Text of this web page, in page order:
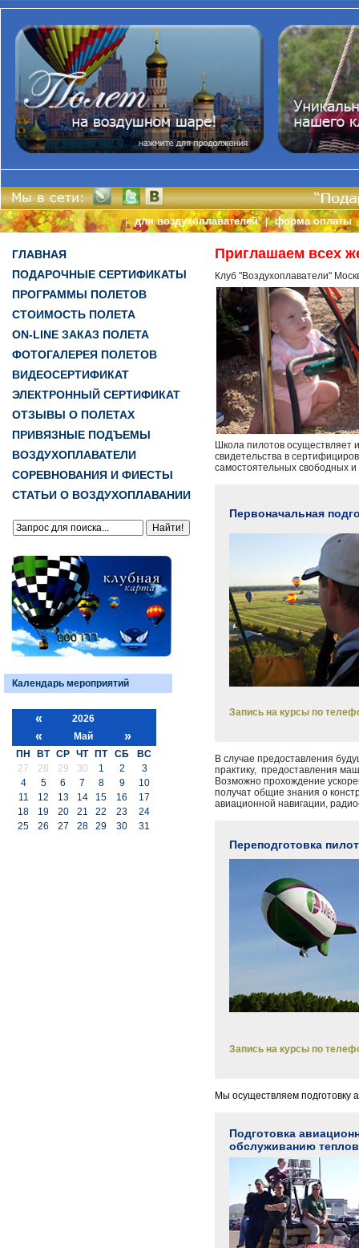
| для воздухоплавателей|форма оплаты
ГЛАВНАЯ
ПОДАРОЧНЫЕ СЕРТИФИКАТЫ
ПРОГРАММЫ ПОЛЕТОВ
СТОИМОСТЬ ПОЛЕТА
ON-LINE ЗАКАЗ ПОЛЕТА
ФОТОГАЛЕРЕЯ ПОЛЕТОВ
ВИДЕОСЕРТИФИКАТ
ЭЛЕКТРОННЫЙ СЕРТИФИКАТ
ОТЗЫВЫ О ПОЛЕТАХ
ПРИВЯЗНЫЕ ПОДЪЕМЫ
ВОЗДУХОПЛАВАТЕЛИ
СОРЕВНОВАНИЯ И ФИЕСТЫ
СТАТЬИ О ВОЗДУХОПЛАВАНИИ
Календарь мероприятий
« 2026
« Май »
ПН ВТ СР ЧТ ПТ СБ
ВС
27
28 29 30 1 2
3
4
5 6 7 8 9
10
11
12 13 14 15 16
17
18
19 20 21 22 23
24
25
26 27 28 29 30 31
Приглашаем всех
Клуб "Воздухоплаватели"
Школа пилотов осуществляет
свидетельства в
самостоятельных свободных
Первоначальная
Запись на курсы по
В случае предоставления
практику, предоставления
Возможно прохождение
получат общие знания о
авиационной навигации,
Переподготовка
Запись на курсы по
Мы осуществляем подготовку
Подготовка
обслуживанию